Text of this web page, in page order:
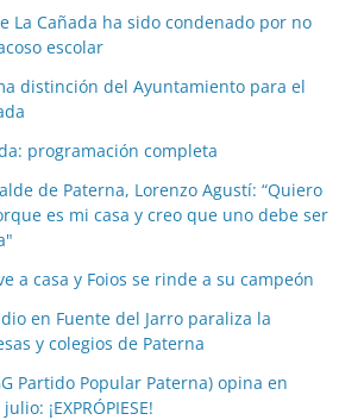
La Cañada ha sido condenado por no
escolar
distinción del Ayuntamiento para el
programación completa
de Paterna, Lorenzo Agustí: “Quiero
es mi casa y creo que uno debe ser
a casa y Foios se rinde a su campeón
en Fuente del Jarro paraliza la
y colegios de Paterna
Partido Popular Paterna) opina en
¡EXPRÓPIESE!